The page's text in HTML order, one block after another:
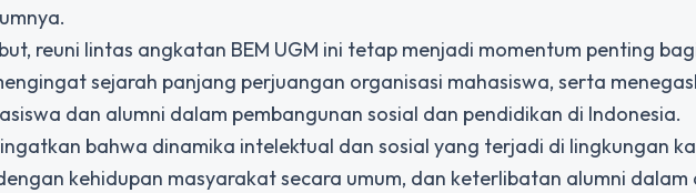
reuni lintas angkatan BEM UGM ini tetap menjadi momentum penting
sejarah panjang perjuangan organisasi mahasiswa, serta
dan alumni dalam pembangunan sosial dan pendidikan di Indonesia.
bahwa dinamika intelektual dan sosial yang terjadi di lingkungan
kehidupan masyarakat secara umum, dan keterlibatan alumni dalam